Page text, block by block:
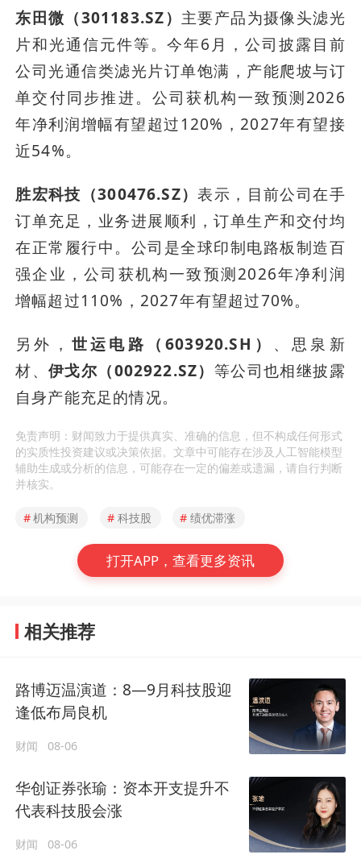
东田微（301183.SZ）主要产品为摄像头滤光
片和光通信元件等。今年6月，公司披露目前
公司光通信类滤光片订单饱满，产能爬坡与订
单交付同步推进。公司获机构一致预测2026
年净利润增幅有望超过120%，2027年有望接
近54%。
胜宏科技（300476.SZ）表示，目前公司在手
订单充足，业务进展顺利，订单生产和交付均
在正常履行中。公司是全球印制电路板制造百
强企业，公司获机构一致预测2026年净利润
增幅超过110%，2027年有望超过70%。
另外， 世运电路（603920.SH） 、思泉新
材、 伊戈尔（002922.SZ） 等公司也相继披露
自身产能充足的情况。
免责声明：财闻致力于提供真实、准确的信息，但不构成任何形式
的实质性投资建议或决策依据。文章中可能存在涉及人工智能模型
辅助生成或分析的信息，可能存在一定的偏差或遗漏，请自行判断
并核实。
#机构预测 # 科技股 # 绩优滞涨
打开APP，查看更多资讯
相关推荐
路博迈温演道：8—9月科技股迎
逢低布局良机
财闻 08-06
华创证券张瑜：资本开支提升不
代表科技股会涨
财闻 08-06